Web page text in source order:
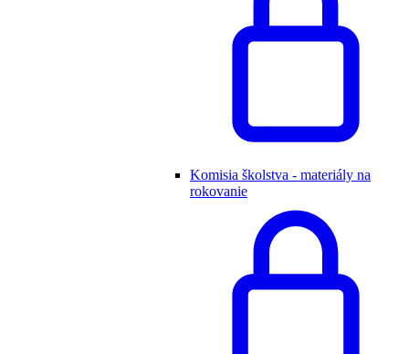
Komisia školstva - materiály na
rokovanie